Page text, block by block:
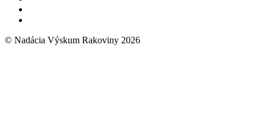
© Nadácia Výskum Rakoviny 2026